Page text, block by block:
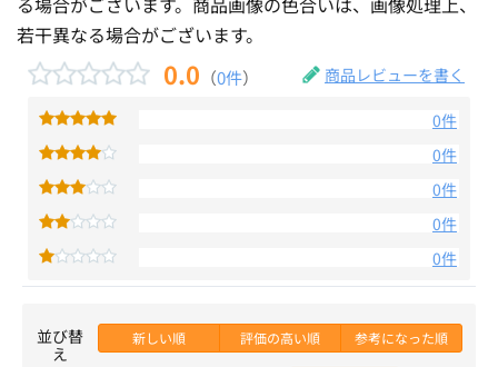
若干異なる場合がございます。
0.0 （0件） 商品レビューを書く
0件
0件
0件
0件
0件
並び替
え
新しい順 評価の高い順 参考になった順